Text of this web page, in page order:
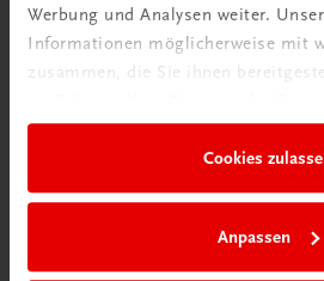
Werbung und Analysen weiter.
Informationen möglicherweise mit
zusammen, die Sie ihnen
Cookies
Anpassen
TRAUNER Verlag +
Köglstraße 14 |
Tel.:+43 732
WhatsApp:+43 664